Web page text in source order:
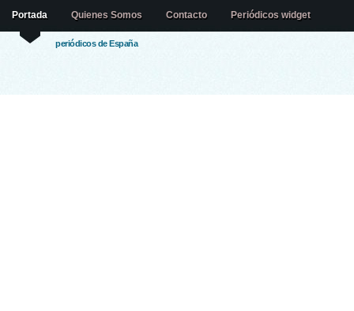
periódicos de España
Portada Quienes Somos Contacto Periódicos widget